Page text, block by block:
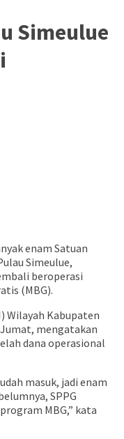
Simeulue
enam Satuan
Simeulue,
beroperasi
(MBG).
Wilayah Kabupaten
mengatakan
dana operasional
masuk, jadi enam
SPPG
MBG,” kata